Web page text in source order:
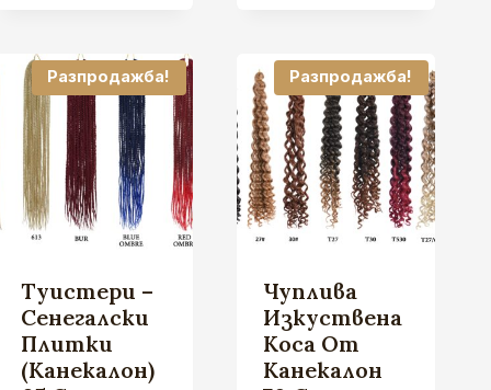
10.23 €
/
20.01 лв.
30.00 лв..
/
17.00 лв..
Разпродажба!
Туистери –
Сенегалски
Плитки
(Канекалон)
Разпродажба!
Чуплива
Изкуствена
Коса От
Канекалон